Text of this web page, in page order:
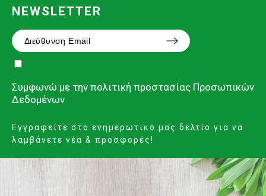
NEWSLETTER
Συμφωνώ με την πολιτική προστασίας Προσωπικών
Δεδομένων
Εγγραφείτε στο ενημερωτικό μας δελτίο για να
λαμβάνετε νέα & προσφορές!